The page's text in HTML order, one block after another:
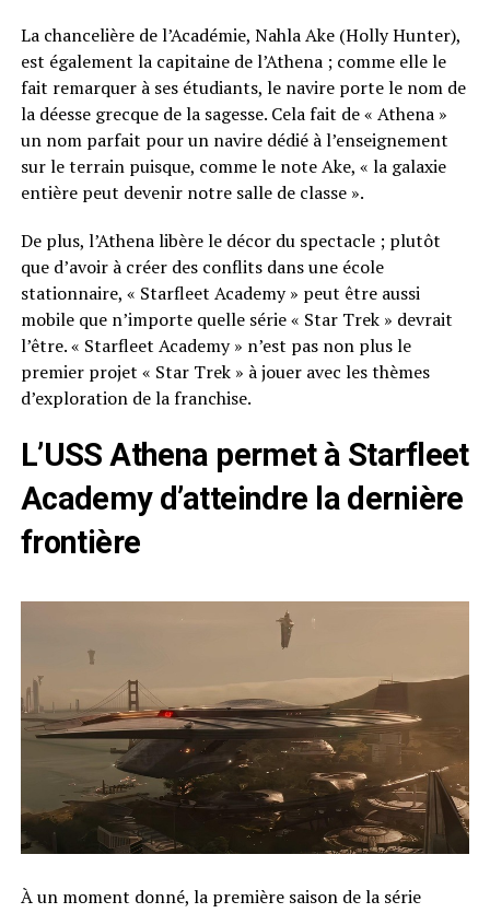
La chancelière de l’Académie, Nahla Ake (Holly Hunter),
est également la capitaine de l’Athena ; comme elle le
fait remarquer à ses étudiants, le navire porte le nom de
la déesse grecque de la sagesse. Cela fait de « Athena »
un nom parfait pour un navire dédié à l’enseignement
sur le terrain puisque, comme le note Ake, « la galaxie
entière peut devenir notre salle de classe ».
De plus, l’Athena libère le décor du spectacle ; plutôt
que d’avoir à créer des conflits dans une école
stationnaire, « Starfleet Academy » peut être aussi
mobile que n’importe quelle série « Star Trek » devrait
l’être. « Starfleet Academy » n’est pas non plus le
premier projet « Star Trek » à jouer avec les thèmes
d’exploration de la franchise.
L’USS Athena permet à Starfleet
Academy d’atteindre la dernière
frontière
À un moment donné, la première saison de la série